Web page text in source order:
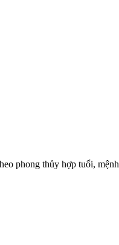
phong thủy hợp tuổi, mệnh